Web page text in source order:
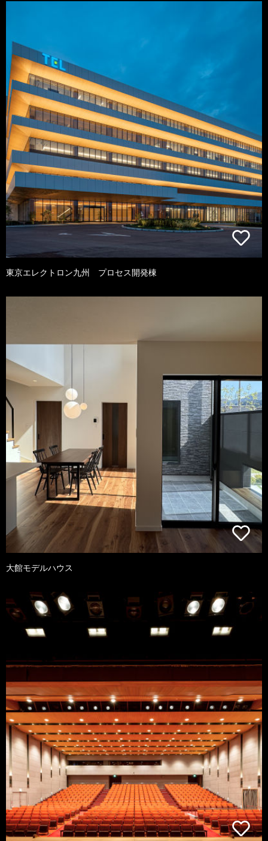
東京エレクトロン九州 プロセス開発棟
大館モデルハウス